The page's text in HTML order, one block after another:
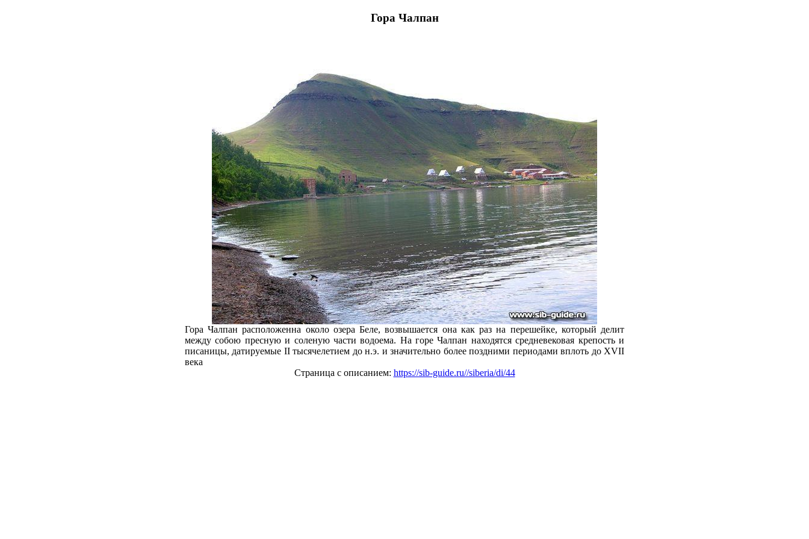
Гора Чалпан
Гора Чалпан расположенна около озера Беле, возвышается она как раз на перешейке, который делит
между собою пресную и соленую части водоема. На горе Чалпан находятся средневековая крепость и
писаницы, датируемые II тысячелетием до н.э. и значительно более поздними периодами вплоть до XVII
века
Страница с описанием: https://sib-guide.ru//siberia/di/44